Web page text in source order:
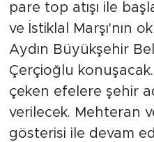
pare top atışı ile
ve İstiklal Marşı'nın
Aydın Büyükşehir
Çerçioğlu
çeken efelere şehir
verilecek. Mehteran
gösterisi ile devam